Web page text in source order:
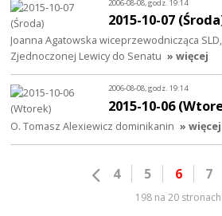
2006-08-08, godz. 19:14
2015-10-07
Joanna Agatowska wiceprzewodnicząca
Zjednoczonej Lewicy do Senatu » więcej
2006-08-08, godz. 19:14
2015-10-06
O. Tomasz Alexiewicz dominikanin » więcej
4 5 6 7
198 na 20 stronach